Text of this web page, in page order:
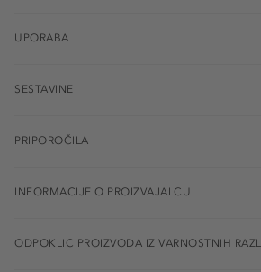
UPORABA
SESTAVINE
PRIPOROČILA
INFORMACIJE O PROIZVAJALCU
ODPOKLIC PROIZVODA IZ VARNOSTNIH